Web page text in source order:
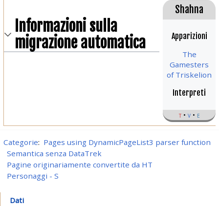
Shahna
Apparizioni
The
Gamesters
of Triskelion
Interpreti
t v e
Informazioni sulla
migrazione automatica
Categorie: Pages using DynamicPageList3 parser function
Semantica senza DataTrek
Pagine originariamente convertite da HT
Personaggi - S
Dati